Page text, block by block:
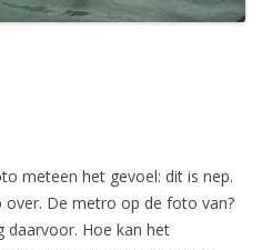
meteen het gevoel: dit is nep.
over. De metro op de foto van?
daarvoor. Hoe kan het